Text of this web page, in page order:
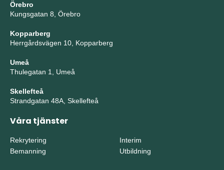
Örebro
Kungsgatan 8, Örebro
Kopparberg
Herrgårdsvägen 10, Kopparberg
Umeå
Thulegatan 1, Umeå
Skellefteå
Strandgatan 48A, Skellefteå
Våra tjänster
Rekrytering
Bemanning
Interim
Utbildning